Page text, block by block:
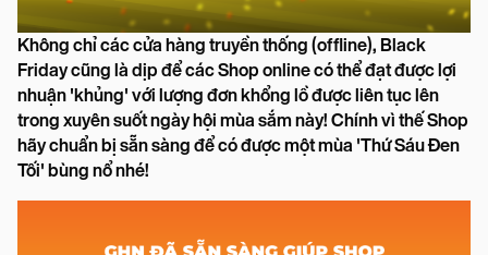
Không chỉ các cửa hàng truyền thống (offline), Black
Friday cũng là dịp để các Shop online có thể đạt được lợi
nhuận 'khủng' với lượng đơn khổng lồ được liên tục lên
trong xuyên suốt ngày hội mùa sắm này! Chính vì thế Shop
hãy chuẩn bị sẵn sàng để có được một mùa 'Thứ Sáu Đen
Tối' bùng nổ nhé!